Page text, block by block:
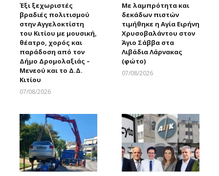
Έξι ξεχωριστές
βραδιές πολιτισμού
στην Αγγελοκτίστη
του Κιτίου με μουσική,
θέατρο, χορός και
παράδοση από τον
Δήμο Δρομολαξιάς –
Μενεού και το Δ.Δ.
Κιτίου
07/08/2026
Με λαμπρότητα και
δεκάδων πιστών
τιμήθηκε η Αγία Ειρήνη
Χρυσοβαλάντου στον
Άγιο Σάββα στα
Λιβάδια Λάρνακας
(φώτο)
07/08/2026